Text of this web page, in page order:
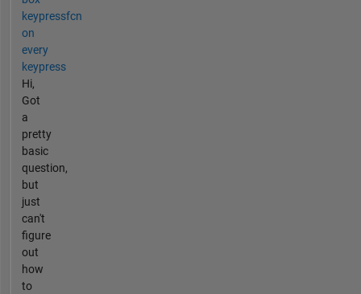
keypressfcn
on
every
keypress
Hi,
Got
a
pretty
basic
question,
but
just
can't
figure
out
how
to